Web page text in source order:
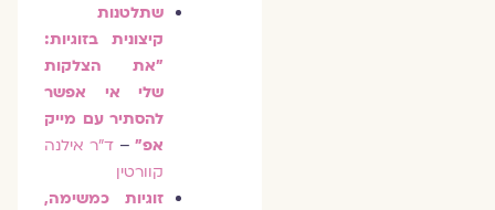
שתלטנות
קיצונית בזוגיות:
"את הצלקות
שלי אי אפשר
להסתיר עם מייק
אפ"–ד"ר אילנה
קוורטין
זוגיות כמשימה,